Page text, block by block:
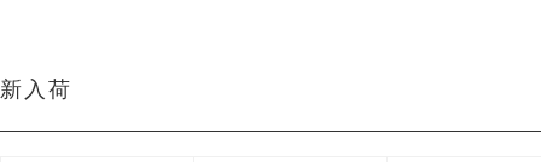
新入荷